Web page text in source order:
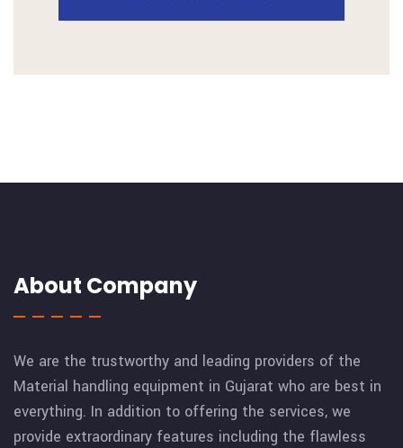
About Company
We are the trustworthy and leading providers of the
Material handling equipment in Gujarat who are best in
everything. In addition to offering the services, we
provide extraordinary features including the flawless